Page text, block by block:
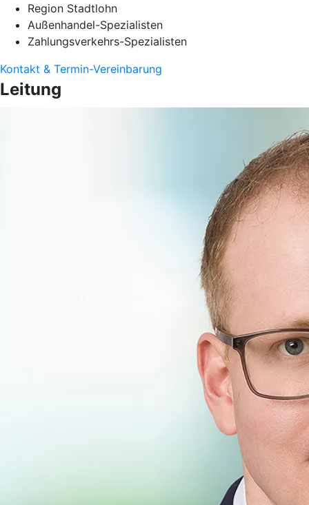
Region Stadtlohn
Außenhandel-Spezialisten
Zahlungsverkehrs-Spezialisten
Kontakt & Termin-Vereinbarung
Leitung